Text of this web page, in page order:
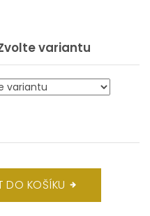
variantu
DO KOŠÍKU